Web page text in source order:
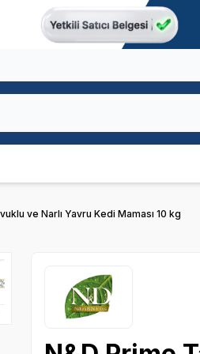
ve Narlı Yavru Kedi Maması 10 kg